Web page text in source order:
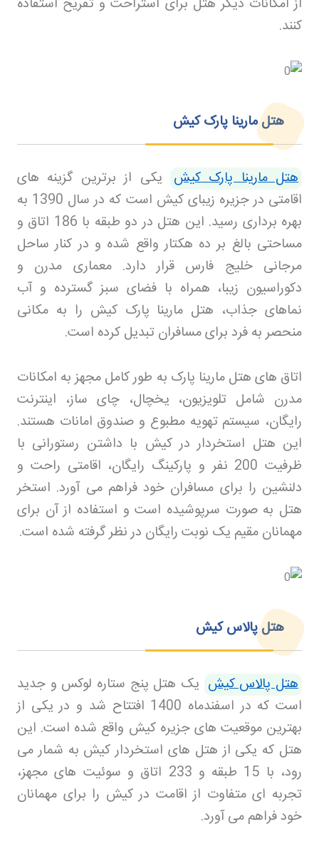
کنند.
هتل مارینا پارک کیش
هتل مارینا پارک کیش یکی از برترین گزینه های
اقامتی در جزیره زیبای کیش است که در سال 1390 به
بهره برداری رسید. این هتل در دو طبقه با 186 اتاق و
مساحتی بالغ بر ده هکتار واقع شده و در کنار ساحل
مرجانی خلیج فارس قرار دارد. معماری مدرن و
دکوراسیون زیبا، همراه با فضای سبز گسترده و آب
نماهای جذاب، هتل مارینا پارک کیش را به مکانی
منحصر به فرد برای مسافران تبدیل کرده است.
اتاق های هتل مارینا پارک به طور کامل مجهز به امکانات
مدرن شامل تلویزیون، یخچال، چای ساز، اینترنت
رایگان، سیستم تهویه مطبوع و صندوق امانات هستند.
این هتل استخردار در کیش با داشتن رستورانی با
ظرفیت 200 نفر و پارکینگ رایگان، اقامتی راحت و
دلنشین را برای مسافران خود فراهم می آورد. استخر
هتل به صورت سرپوشیده است و استفاده از آن برای
مهمانان مقیم یک نوبت رایگان در نظر گرفته شده است.
هتل پالاس کیش
هتل پالاس کیش یک هتل پنج ستاره لوکس و جدید
است که در اسفندماه 1400 افتتاح شد و در یکی از
بهترین موقعیت های جزیره کیش واقع شده است. این
هتل که یکی از هتل های استخردار کیش به شمار می
رود، با 15 طبقه و 233 اتاق و سوئیت های مجهز،
تجربه ای متفاوت از اقامت در کیش را برای مهمانان
خود فراهم می آورد.